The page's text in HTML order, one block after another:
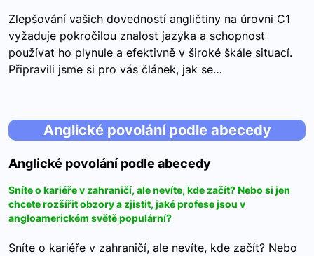
Zlepšování vašich dovedností angličtiny na úrovni C1
vyžaduje pokročilou znalost jazyka a schopnost
používat ho plynule a efektivně v široké škále situací.
Připravili jsme si pro vás článek, jak se…
Anglické povolání podle abecedy
Anglické povolání podle abecedy
Sníte o kariéře v zahraničí, ale nevíte, kde začít? Nebo si jen
chcete rozšířit obzory a zjistit, jaké profese jsou v
angloamerickém světě populární?
Sníte o kariéře v zahraničí, ale nevíte, kde začít? Nebo